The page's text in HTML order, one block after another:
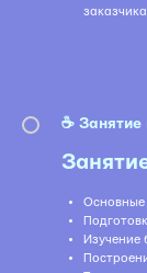
заказчика
☕️ Занятие
Основные
Изучение